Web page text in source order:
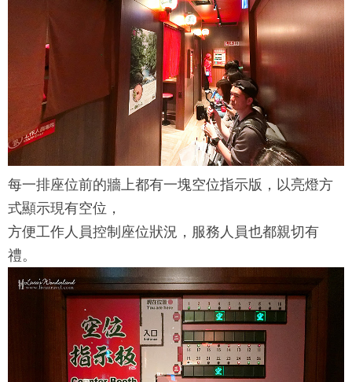
每一排座位前的牆上都有一塊空位指示版，以亮燈方
式顯示現有空位，
方便工作人員控制座位狀況，服務人員也都親切有
禮。